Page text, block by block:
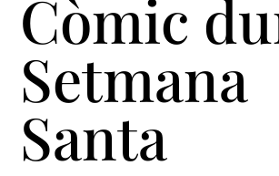
Còmic
Setmana
Santa